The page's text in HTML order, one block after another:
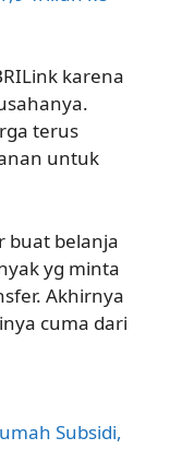
karena
terus
untuk
buat belanja
yg minta
Akhirnya
cuma dari
Subsidi,